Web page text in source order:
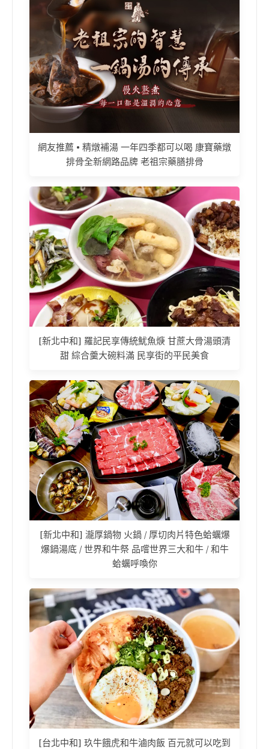
網友推薦 • 精燉補湯 一年四季都可以喝 康寶藥燉
排骨全新網路品牌 老祖宗藥膳排骨
[新北中和] 羅記民享傳統魷魚焿 甘蔗大骨湯頭清
甜 綜合羹大碗料滿 民享街的平民美食
[新北中和] 瀧厚鍋物 火鍋 / 厚切肉片特色蛤蠣爆
爆鍋湯底 / 世界和牛祭 品嚐世界三大和牛 / 和牛
蛤蠣呼喚你
[台北中和] 玖牛餓虎和牛滷肉飯 百元就可以吃到